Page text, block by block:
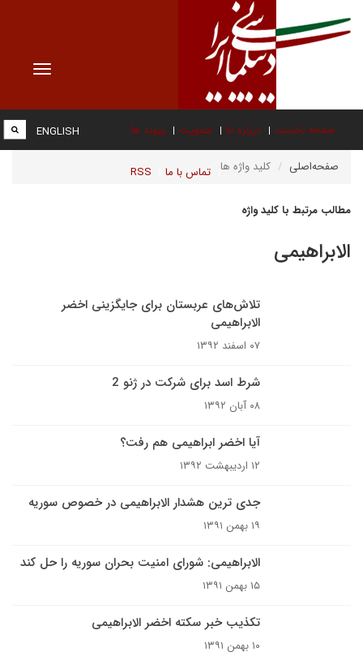
Toggle
صفحه نخست درباره ما عضویت پیوند ها
تماس با ما RSS
ENGLISH
صفحه‌اصلی کلید واژه ها
مطالب مرتبط با کلید واژه
الابراهیمی
تلاش‌های عربستان برای جایگزینی اخضر
الابراهیمی
۰۷ اسفند ۱۳۹۲
شرط اسد برای شرکت در ژنو 2
۰۸ آبان ۱۳۹۲
آیا اخضر ابراهیمی هم رفت؟
۱۲ اردیبهشت ۱۳۹۲
جدی ترین هشدار الابراهیمی در خصوص سوریه
۱۹ بهمن ۱۳۹۱
الابراهیمی: شورای امنیت بحران سوریه را حل کند
۱۵ بهمن ۱۳۹۱
تکذیب خبر سکته اخضر الابراهیمی
۱۰ بهمن ۱۳۹۱